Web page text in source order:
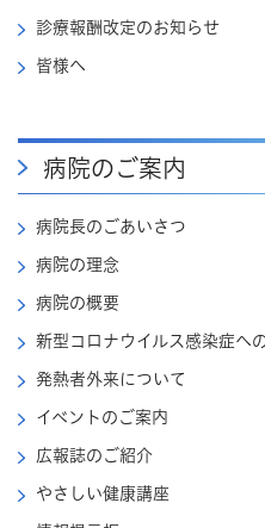
診療報酬改定のお知らせ
皆様へ
病院のご案内
病院長のごあいさつ
病院の理念
病院の概要
新型コロナウイルス感染症へ
発熱者外来について
イベントのご案内
広報誌のご紹介
やさしい健康講座